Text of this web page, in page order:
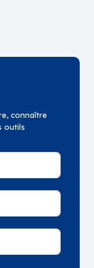
connaître
outils